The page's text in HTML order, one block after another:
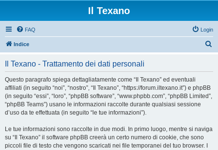
Il Texano
FAQ Login
Indice
Il Texano - Trattamento dei dati personali
Questo paragrafo spiega dettagliatamente come “Il Texano” ed eventuali
affiliati (in seguito “noi”, “nostro”, “Il Texano”, “https://forum.iltexano.it”) e phpBB
(in seguito “essi”, “loro”, “phpBB software”, “www.phpbb.com”, “phpBB Limited”,
“phpBB Teams”) usano le informazioni raccolte durante qualsiasi sessione
d’uso da te effettuata (in seguito “le tue informazioni”).
Le tue informazioni sono raccolte in due modi. In primo luogo, mentre si naviga
su “Il Texano” il software phpBB creerà un certo numero di cookie, che sono
piccoli file di testo che vengono scaricati nei file temporanei del tuo browser. I